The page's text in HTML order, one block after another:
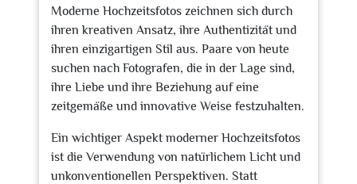
Moderne Hochzeitsfotos zeichnen sich durch
ihren kreativen Ansatz, ihre Authentizität und
ihren einzigartigen Stil aus. Paare von heute
suchen nach Fotografen, die in der Lage sind,
ihre Liebe und ihre Beziehung auf eine
zeitgemäße und innovative Weise festzuhalten.
Ein wichtiger Aspekt moderner Hochzeitsfotos
ist die Verwendung von natürlichem Licht und
unkonventionellen Perspektiven. Statt